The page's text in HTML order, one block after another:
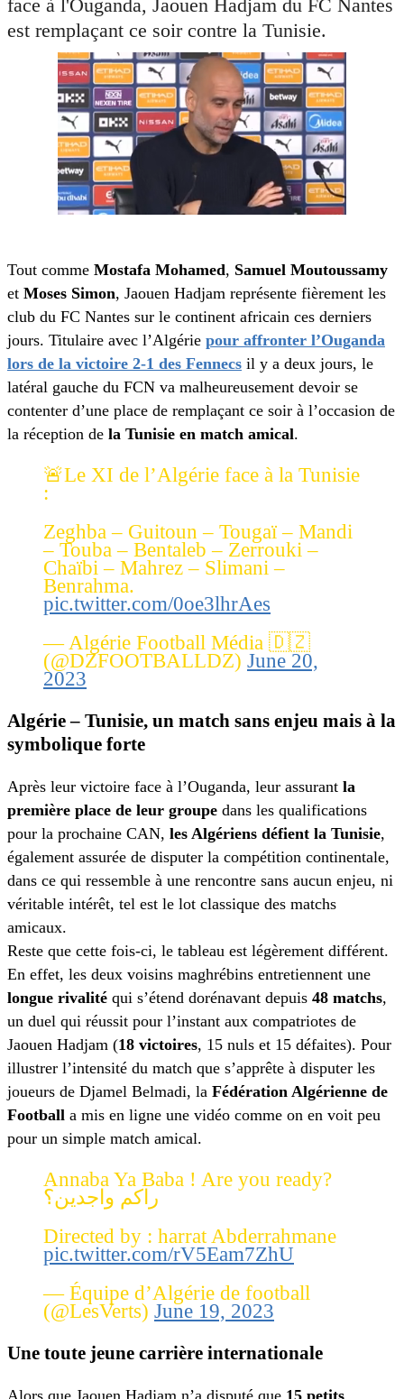
face à l'Ouganda, Jaouen Hadjam du FC Nantes
est remplaçant ce soir contre la Tunisie.
Tout comme Mostafa Mohamed, Samuel Moutoussamy
et Moses Simon, Jaouen Hadjam représente fièrement les
club du FC Nantes sur le continent africain ces derniers
jours. Titulaire avec l’Algérie pour affronter l’Ouganda
lors de la victoire 2-1 des Fennecs il y a deux jours, le
latéral gauche du FCN va malheureusement devoir se
contenter d’une place de remplaçant ce soir à l’occasion de
la réception de la Tunisie en match amical.
🚨Le XI de l’Algérie face à la Tunisie
:
Zeghba – Guitoun – Tougaï – Mandi
– Touba – Bentaleb – Zerrouki –
Chaïbi – Mahrez – Slimani –
Benrahma.
pic.twitter.com/0oe3lhrAes
— Algérie Football Média 🇩🇿
(@DZFOOTBALLDZ) June 20,
2023
Algérie – Tunisie, un match sans enjeu mais à la
symbolique forte
Après leur victoire face à l’Ouganda, leur assurant la
première place de leur groupe dans les qualifications
pour la prochaine CAN, les Algériens défient la Tunisie,
également assurée de disputer la compétition continentale,
dans ce qui ressemble à une rencontre sans aucun enjeu, ni
véritable intérêt, tel est le lot classique des matchs
amicaux.
Reste que cette fois-ci, le tableau est légèrement différent.
En effet, les deux voisins maghrébins entretiennent une
longue rivalité qui s’étend dorénavant depuis 48 matchs,
un duel qui réussit pour l’instant aux compatriotes de
Jaouen Hadjam (18 victoires, 15 nuls et 15 défaites). Pour
illustrer l’intensité du match que s’apprête à disputer les
joueurs de Djamel Belmadi, la Fédération Algérienne de
Football a mis en ligne une vidéo comme on en voit peu
pour un simple match amical.
Annaba Ya Baba ! Are you ready?
راكم واجدين؟
Directed by : harrat Abderrahmane
pic.twitter.com/rV5Eam7ZhU
— Équipe d’Algérie de football
(@LesVerts) June 19, 2023
Une toute jeune carrière internationale